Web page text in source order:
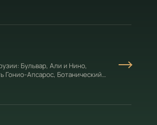
Бульвар, Али и Нино,
Апсарос, Ботанический